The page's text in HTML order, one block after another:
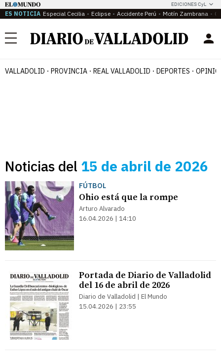
EDICIONES CyL
ES NOTICIA Especial Cecilia Eclipse Accidente Perú Motín Zambrana
Menú
VALLADOLID PROVINCIA REAL VALLADOLID DEPORTES
Noticias del 15 de abril de 2026
FÚTBOL
Ohio está que la rompe
Arturo Alvarado
16.04.2026 | 14:10
Portada de Diario de Valladolid
del 16 de abril de 2026
Diario de Valladolid | El Mundo
15.04.2026 | 23:55